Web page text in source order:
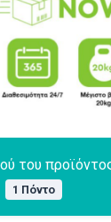
του
1 Πόντο